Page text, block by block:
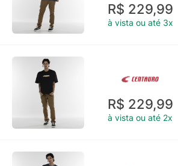
R$ 229,99
à vista ou até 3x
R$ 229,99
à vista ou até 2x